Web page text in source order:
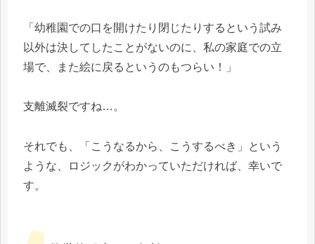
「幼稚園での口を開けたり閉じたりするという試み
以外は決してしたことがないのに、私の家庭での立
場で、また絵に戻るというのもつらい！」
支離滅裂ですね…。
それでも、「こうなるから、こうするべき」という
ような、ロジックがわかっていただければ、幸いで
す。